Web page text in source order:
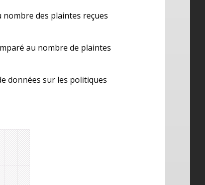
nombre des plaintes reçues
au nombre de plaintes
données sur les politiques